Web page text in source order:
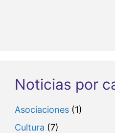
Noticias por
Asociaciones (1)
Cultura (7)